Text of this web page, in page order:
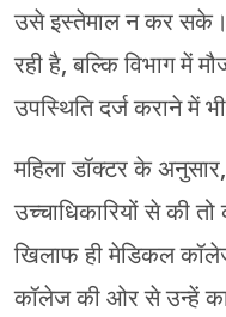
उसे इस्तेमाल न कर
रही है, बल्कि विभाग में
उपस्थिति दर्ज कराने में
महिला डॉक्टर के
उच्चाधिकारियों से की
खिलाफ ही मेडिकल
कॉलेज की ओर से उन्हें